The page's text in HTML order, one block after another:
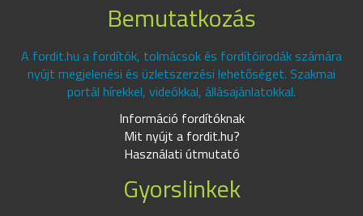
Bemutatkozás
A fordit.hu a fordítók, tolmácsok és fordítóirodák számára
nyújt megjelenési és üzletszerzési lehetőséget. Szakmai
portál hírekkel, videókkal, állásajánlatokkal.
Információ fordítóknak
Mit nyújt a fordit.hu?
Használati útmutató
Gyorslinkek